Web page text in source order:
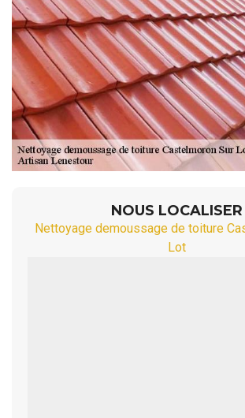
NOUS LOCALISER
Nettoyage demoussage de toiture
Lot